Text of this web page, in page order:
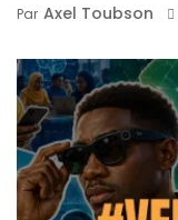
Par Axel Toubson